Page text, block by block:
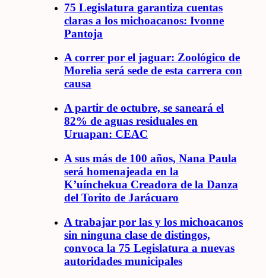
75 Legislatura garantiza cuentas
claras a los michoacanos: Ivonne
Pantoja
A correr por el jaguar: Zoológico de
Morelia será sede de esta carrera con
causa
A partir de octubre, se saneará el
82% de aguas residuales en
Uruapan: CEAC
A sus más de 100 años, Nana Paula
será homenajeada en la
K’uínchekua Creadora de la Danza
del Torito de Jarácuaro
A trabajar por las y los michoacanos
sin ninguna clase de distingos,
convoca la 75 Legislatura a nuevas
autoridades municipales